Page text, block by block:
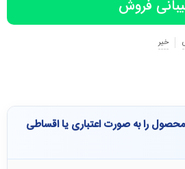
فروش
خیر
را به صورت اعتباری یا اقساطی